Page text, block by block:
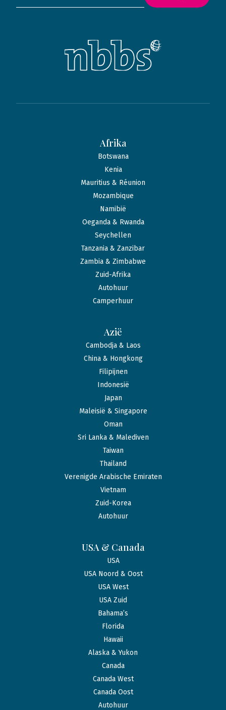
Afrika
Botswana
Kenia
Mauritius & Réunion
Mozambique
Namibië
Oeganda & Rwanda
Seychellen
Tanzania & Zanzibar
Zambia & Zimbabwe
Zuid-Afrika
Autohuur
Camperhuur
Azië
Cambodja & Laos
China & Hongkong
Filipijnen
Indonesië
Japan
Maleisië & Singapore
Oman
Sri Lanka & Malediven
Taiwan
Thailand
Verenigde Arabische Emiraten
Vietnam
Zuid-Korea
Autohuur
USA & Canada
USA
USA Noord & Oost
USA West
USA Zuid
Bahama’s
Florida
Hawaii
Alaska & Yukon
Canada
Canada West
Canada Oost
Autohuur